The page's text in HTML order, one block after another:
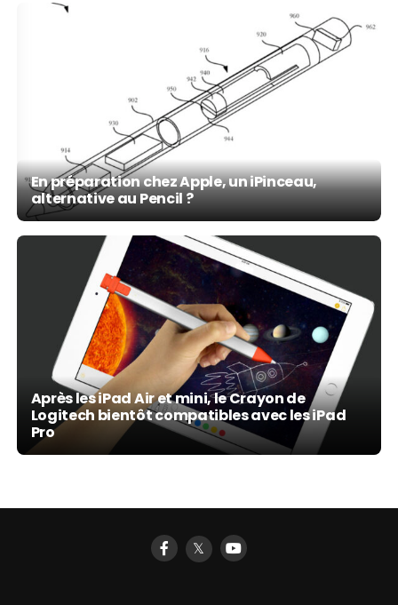
En préparation chez Apple, un iPinceau,
alternative au Pencil ?
Après les iPad Air et mini, le Crayon de
Logitech bientôt compatibles avec les iPad
Pro
𝕏